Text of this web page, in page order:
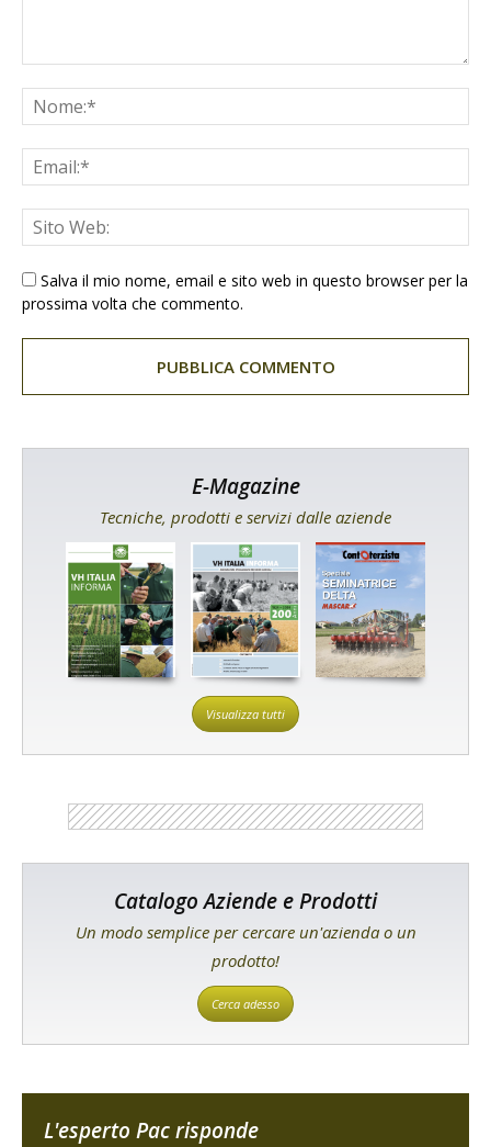
Salva il mio nome, email e sito web in questo browser per la
prossima volta che commento.
E-Magazine
Tecniche, prodotti e servizi dalle aziende
Visualizza tutti
Catalogo Aziende e Prodotti
Un modo semplice per cercare un'azienda o un
prodotto!
Cerca adesso
L'esperto Pac risponde